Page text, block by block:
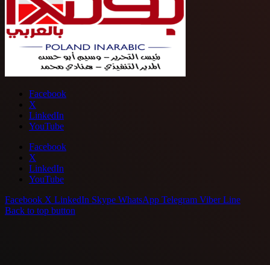
Facebook
X
LinkedIn
YouTube
Facebook
X
LinkedIn
YouTube
Facebook X LinkedIn Skype WhatsApp Telegram Viber Line
Back to top button